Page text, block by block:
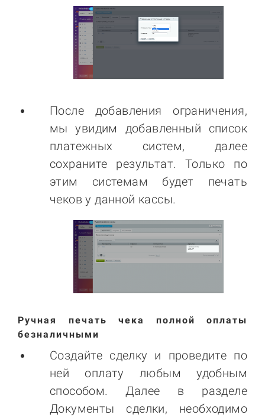
После добавления ограничения,
мы увидим добавленный список
платежных систем, далее
сохраните результат. Только по
этим системам будет печать
чеков у данной кассы.
Ручная печать чека полной оплаты
безналичными
Создайте сделку и проведите по
ней оплату любым удобным
способом. Далее в разделе
Документы сделки, необходимо